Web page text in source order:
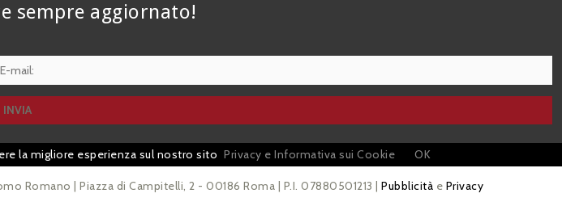
sempre aggiornato!
Romano | Piazza di Campitelli, 2 - 00186 Roma | P.I. 07880501213 | Pubblicità e Privacy
la migliore esperienza sul nostro sito Privacy e Informativa sui Cookie OK